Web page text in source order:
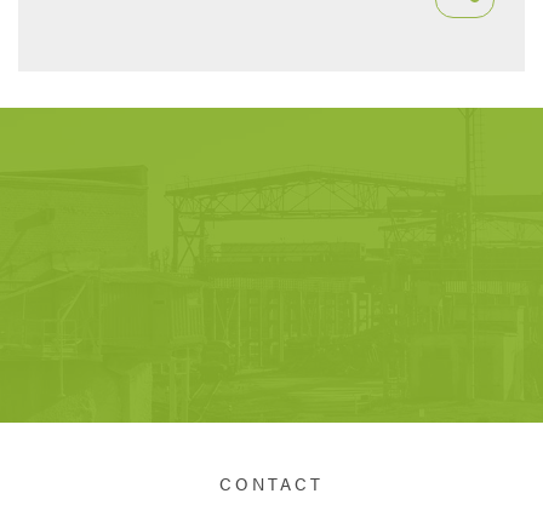
CONTACT